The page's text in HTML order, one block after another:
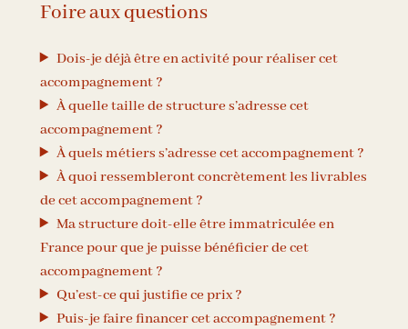
Foire aux questions
Dois-je déjà être en activité pour réaliser cet
accompagnement ?
À quelle taille de structure s’adresse cet
accompagnement ?
À quels métiers s’adresse cet accompagnement ?
À quoi ressembleront concrètement les livrables
de cet accompagnement ?
Ma structure doit-elle être immatriculée en
France pour que je puisse bénéficier de cet
accompagnement ?
Qu’est-ce qui justifie ce prix ?
Puis-je faire financer cet accompagnement ?